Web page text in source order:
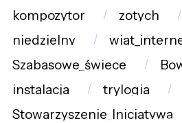
kompozytor
zotych
niedzielny
Szabasowe_świece
instalacja
trylogia
Stowarzyszenie_Inicjatywa